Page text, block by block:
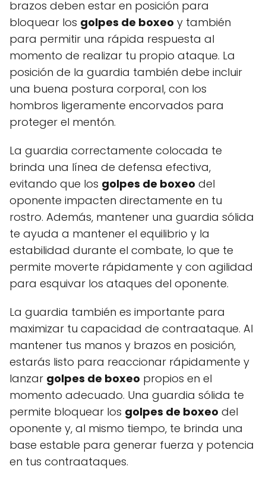
brazos deben estar en posición para
bloquear los golpes de boxeo y también
para permitir una rápida respuesta al
momento de realizar tu propio ataque. La
posición de la guardia también debe incluir
una buena postura corporal, con los
hombros ligeramente encorvados para
proteger el mentón.
La guardia correctamente colocada te
brinda una línea de defensa efectiva,
evitando que los golpes de boxeo del
oponente impacten directamente en tu
rostro. Además, mantener una guardia sólida
te ayuda a mantener el equilibrio y la
estabilidad durante el combate, lo que te
permite moverte rápidamente y con agilidad
para esquivar los ataques del oponente.
La guardia también es importante para
maximizar tu capacidad de contraataque. Al
mantener tus manos y brazos en posición,
estarás listo para reaccionar rápidamente y
lanzar golpes de boxeo propios en el
momento adecuado. Una guardia sólida te
permite bloquear los golpes de boxeo del
oponente y, al mismo tiempo, te brinda una
base estable para generar fuerza y potencia
en tus contraataques.